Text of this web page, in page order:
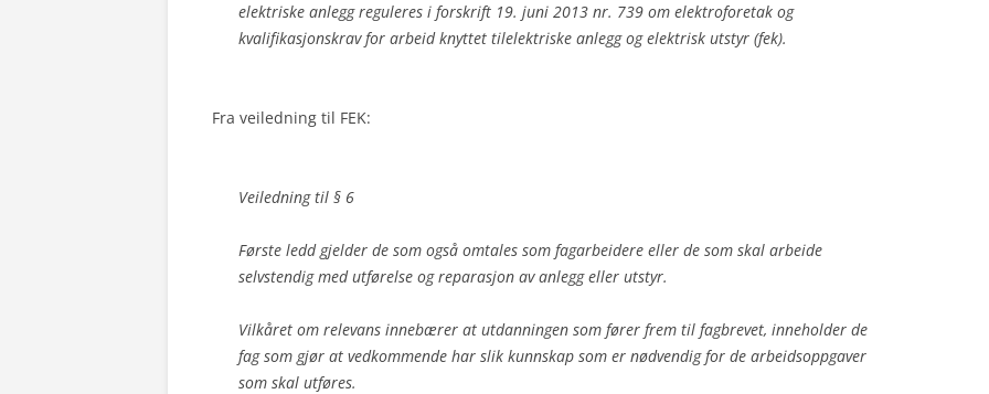
elektriske anlegg reguleres i forskrift 19. juni 2013 nr. 739 om elektroforetak og
kvalifikasjonskrav for arbeid knyttet tilelektriske anlegg og elektrisk utstyr (fek).
Fra veiledning til FEK:
Veiledning til § 6
Første ledd gjelder de som også omtales som fagarbeidere eller de som skal arbeide
selvstendig med utførelse og reparasjon av anlegg eller utstyr.
Vilkåret om relevans innebærer at utdanningen som fører frem til fagbrevet, inneholder de
fag som gjør at vedkommende har slik kunnskap som er nødvendig for de arbeidsoppgaver
som skal utføres.